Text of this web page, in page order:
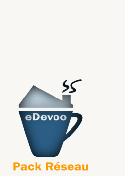
initial
était :
089.00 €.
actuel
est :
999.00 €.